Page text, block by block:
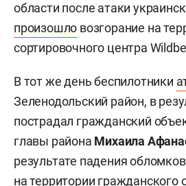
области после атаки
произошло возгорание на
сортировочного центра
В тот же день беспилотники
Зеленодольский район, в
пострадал гражданский
главы района Михаила
результате падения
на территории гражданского